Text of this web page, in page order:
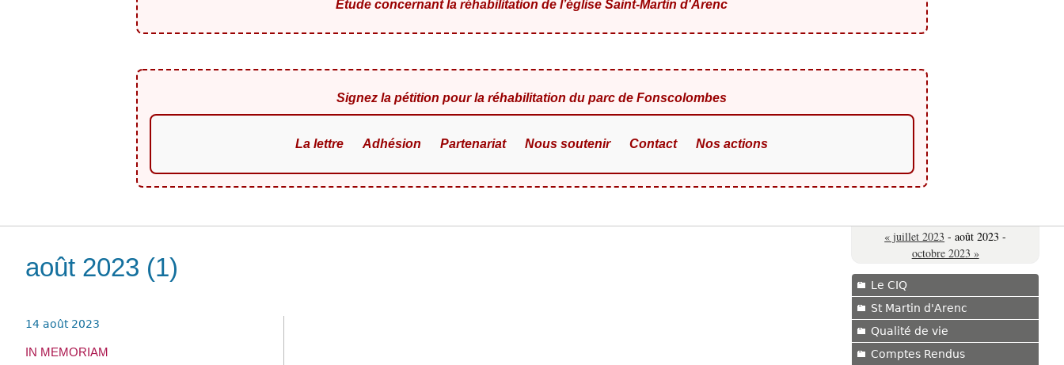
Étude concernant la réhabilitation de l’église Saint-Martin d'Arenc
Signez la pétition pour la réhabilitation du parc de Fonscolombes
La lettre Adhésion Partenariat Nous soutenir Contact Nos actions
« juillet 2023 - août 2023 -
octobre 2023 »
août 2023 (1)
14 août 2023
IN MEMORIAM
Le CIQ
St Martin d'Arenc
Qualité de vie
Comptes Rendus